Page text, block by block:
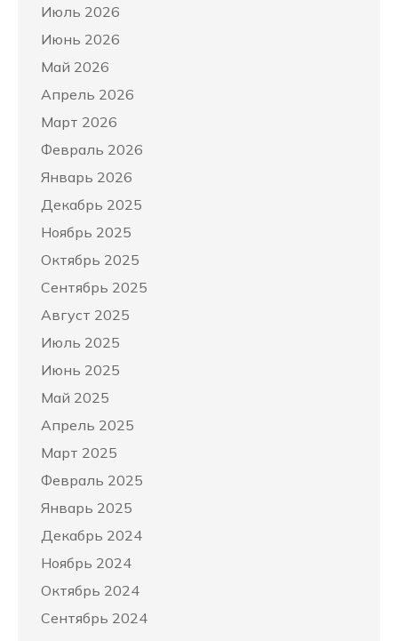
Июль 2026
Июнь 2026
Май 2026
Апрель 2026
Март 2026
Февраль 2026
Январь 2026
Декабрь 2025
Ноябрь 2025
Октябрь 2025
Сентябрь 2025
Август 2025
Июль 2025
Июнь 2025
Май 2025
Апрель 2025
Март 2025
Февраль 2025
Январь 2025
Декабрь 2024
Ноябрь 2024
Октябрь 2024
Сентябрь 2024